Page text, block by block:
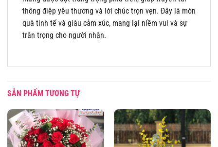
thông điệp yêu thương và lời chúc trọn vẹn. Đây là món
quà tinh tế và giàu cảm xúc, mang lại niềm vui và sự
trân trọng cho người nhận.
SẢN PHẨM TƯƠNG TỰ